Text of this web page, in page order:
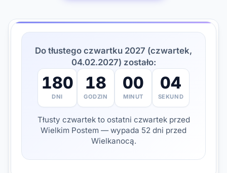
Do tłustego czwartku 2027 (czwartek,
04.02.2027) zostało:
180
DNI
18
GODZIN
00
MINUT
03
SEKUND
Tłusty czwartek to ostatni czwartek przed
Wielkim Postem — wypada 52 dni przed
Wielkanocą.